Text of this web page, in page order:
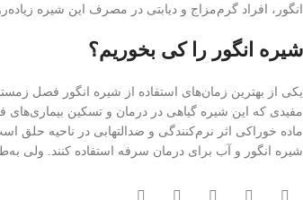
انگور، افراد گرم‌مزاج و دیابتی در مصرف این شیره
شیره انگور را کی بخوریم؟
یکی از بهترین زمان‌های استفاده از شیره انگور فصل
مفیدی که این شیره گیاهی در درمان و تسکین
ماده خوراکی اثر نرم‌کنندگی و ضدالتهابی در ناحیه
شیره انگور و آب برای درمان سرفه استفاده کنند. ولی